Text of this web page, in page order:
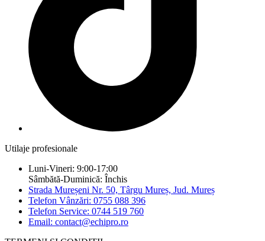
Utilaje profesionale
Luni-Vineri: 9:00-17:00
Sâmbătă-Duminică: Închis
Strada Mureșeni Nr. 50, Târgu Mureș, Jud. Mureș
Telefon Vânzări: 0755 088 396
Telefon Service: 0744 519 760
Email: contact@echipro.ro